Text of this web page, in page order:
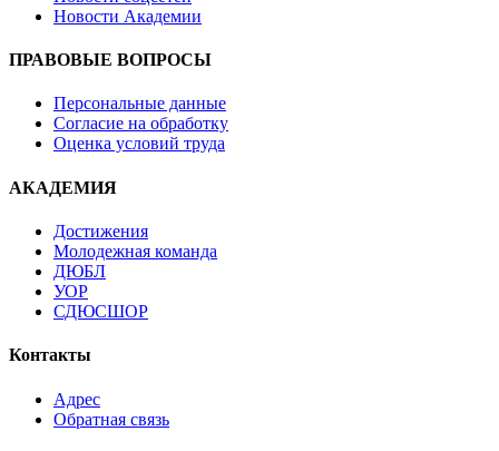
Новости Академии
ПРАВОВЫЕ ВОПРОСЫ
Персональные данные
Согласие на обработку
Оценка условий труда
АКАДЕМИЯ
Достижения
Молодежная команда
ДЮБЛ
УОР
СДЮСШОР
Контакты
Адрес
Обратная связь